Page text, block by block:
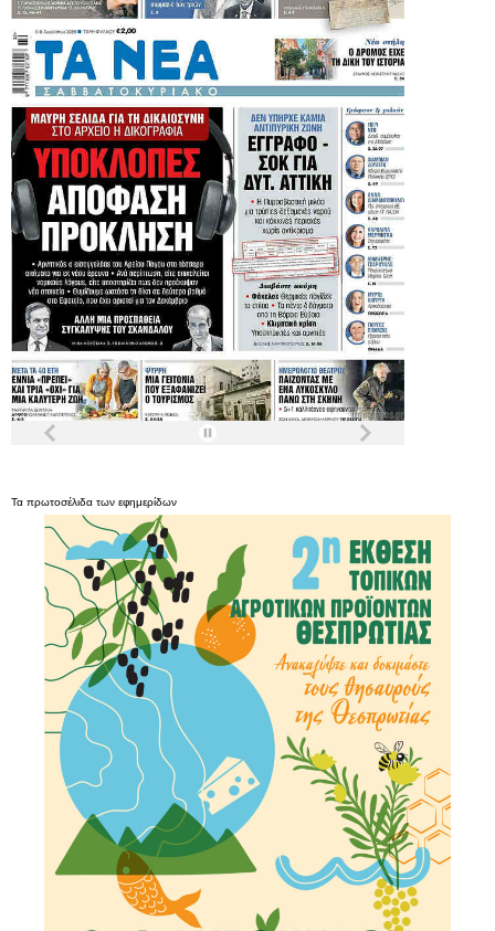
Τα πρωτοσέλιδα των εφημερίδων